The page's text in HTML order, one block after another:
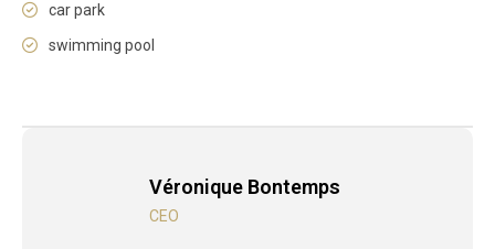
car park
swimming pool
Véronique Bontemps
CEO